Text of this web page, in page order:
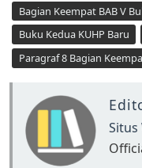
Bagian Keempat BAB V
Buku Kedua KUHP Baru
Paragraf 8 Bagian
Situs